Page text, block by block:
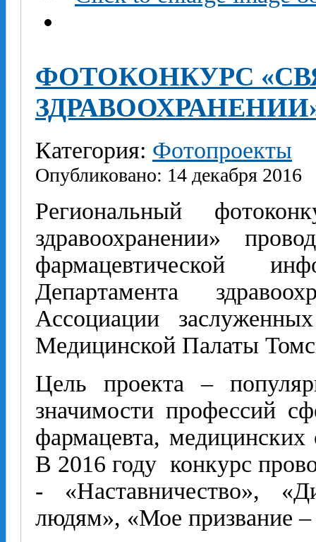
ФОТОКОНКУРС
Категория: Фотопроекты
Опубликовано: 14 декабря 2016
Региональный
здравоохранении»
фармацевтической
Департамента
Ассоциации
Медицинской Палаты
Цель проекта –
значимости профессий
фармацевта, медицинских
В 2016 году конкурс
- «Наставничество»,
людям», «Мое призвание